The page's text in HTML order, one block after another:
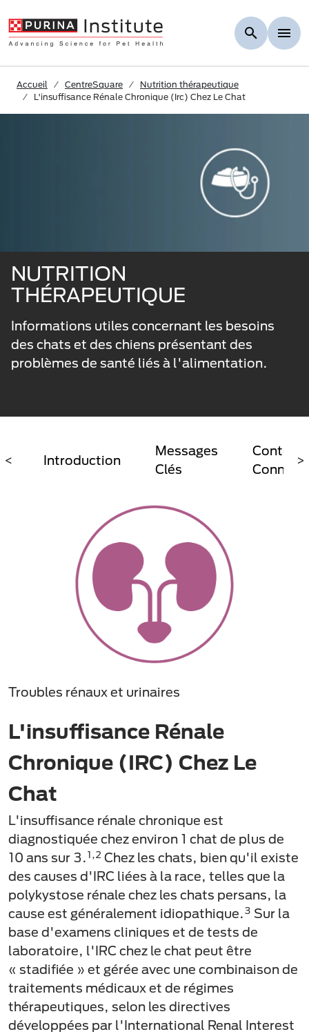
Accueil CentreSquare
Nutrition thérapeutique
L'insuffisance Rénale Chronique (Irc) Chez Le Chat
NUTRITION
THÉRAPEUTIQUE
Informations utiles concernant les besoins
des chats et des chiens présentant des
problèmes de santé liés à l'alimentation.
< >
Introduction
Messages
Clés
Troubles rénaux et urinaires
L'insuffisance Rénale
Chronique (IRC) Chez Le
Chat
L'insuffisance rénale chronique est
diagnostiquée chez environ 1 chat de plus de
10 ans sur 3.1,2 Chez les chats, bien qu'il existe
des causes d'IRC liées à la race, telles que la
polykystose rénale chez les chats persans, la
cause est généralement idiopathique.3 Sur la
base d'examens cliniques et de tests de
laboratoire, l'IRC chez le chat peut être
« stadifiée » et gérée avec une combinaison de
traitements médicaux et de régimes
thérapeutiques, selon les directives
développées par l'International Renal Interest